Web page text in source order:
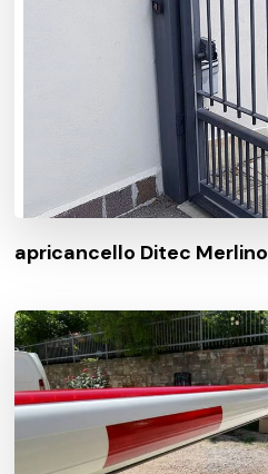
apricancello Ditec Merlino